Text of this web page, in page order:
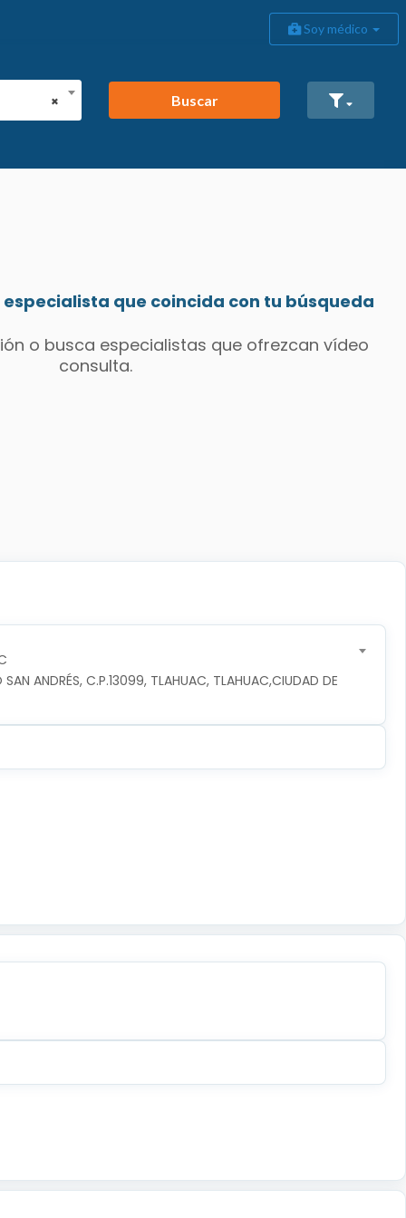
Soy médico
× Buscar
que coincida con tu búsqueda
o busca especialistas que ofrezcan vídeo
consulta.
ANDRÉS, C.P.13099, TLAHUAC, TLAHUAC,CIUDAD DE